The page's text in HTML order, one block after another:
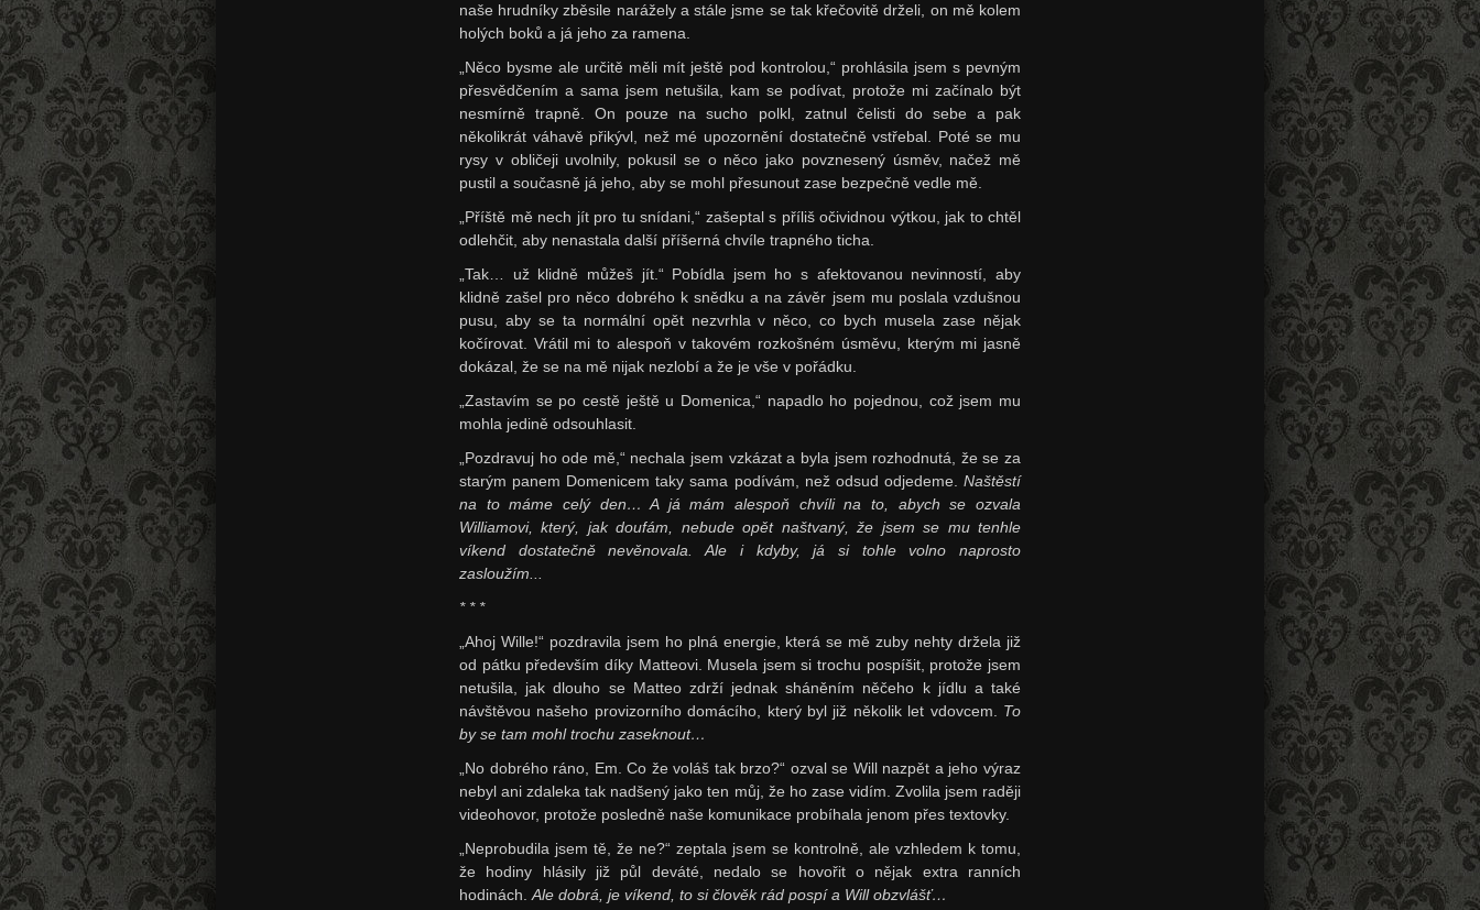
naše hrudníky zběsile narážely a stále jsme se tak křečovitě drželi, on mě kolem
holých boků a já jeho za ramena.
„Něco bysme ale určitě měli mít ještě pod kontrolou,“ prohlásila jsem s pevným
přesvědčením a sama jsem netušila, kam se podívat, protože mi začínalo být
nesmírně trapně. On pouze na sucho polkl, zatnul čelisti do sebe a pak
několikrát váhavě přikývl, než mé upozornění dostatečně vstřebal. Poté se mu
rysy v obličeji uvolnily, pokusil se o něco jako povznesený úsměv, načež mě
pustil a současně já jeho, aby se mohl přesunout zase bezpečně vedle mě.
„Příště mě nech jít pro tu snídani,“ zašeptal s příliš očividnou výtkou, jak to chtěl
odlehčit, aby nenastala další příšerná chvíle trapného ticha.
„Tak… už klidně můžeš jít.“ Pobídla jsem ho s afektovanou nevinností, aby
klidně zašel pro něco dobrého k snědku a na závěr jsem mu poslala vzdušnou
pusu, aby se ta normální opět nezvrhla v něco, co bych musela zase nějak
kočírovat. Vrátil mi to alespoň v takovém rozkošném úsměvu, kterým mi jasně
dokázal, že se na mě nijak nezlobí a že je vše v pořádku.
„Zastavím se po cestě ještě u Domenica,“ napadlo ho pojednou, což jsem mu
mohla jedině odsouhlasit.
„Pozdravuj ho ode mě,“ nechala jsem vzkázat a byla jsem rozhodnutá, že se za
starým panem Domenicem taky sama podívám, než odsud odjedeme. Naštěstí
na to máme celý den… A já mám alespoň chvíli na to, abych se ozvala
Williamovi, který, jak doufám, nebude opět naštvaný, že jsem se mu tenhle
víkend dostatečně nevěnovala. Ale i kdyby, já si tohle volno naprosto
zasloužím...
* * *
„Ahoj Wille!“ pozdravila jsem ho plná energie, která se mě zuby nehty držela již
od pátku především díky Matteovi. Musela jsem si trochu pospíšit, protože jsem
netušila, jak dlouho se Matteo zdrží jednak sháněním něčeho k jídlu a také
návštěvou našeho provizorního domácího, který byl již několik let vdovcem. To
by se tam mohl trochu zaseknout…
„No dobrého ráno, Em. Co že voláš tak brzo?“ ozval se Will nazpět a jeho výraz
nebyl ani zdaleka tak nadšený jako ten můj, že ho zase vidím. Zvolila jsem raději
videohovor, protože posledně naše komunikace probíhala jenom přes textovky.
„Neprobudila jsem tě, že ne?“ zeptala jsem se kontrolně, ale vzhledem k tomu,
že hodiny hlásily již půl deváté, nedalo se hovořit o nějak extra ranních
hodinách. Ale dobrá, je víkend, to si člověk rád pospí a Will obzvlášť…